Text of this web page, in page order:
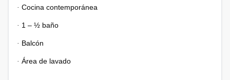
· Cocina contemporánea
· 1 – ½ baño
· Balcón
· Área de lavado